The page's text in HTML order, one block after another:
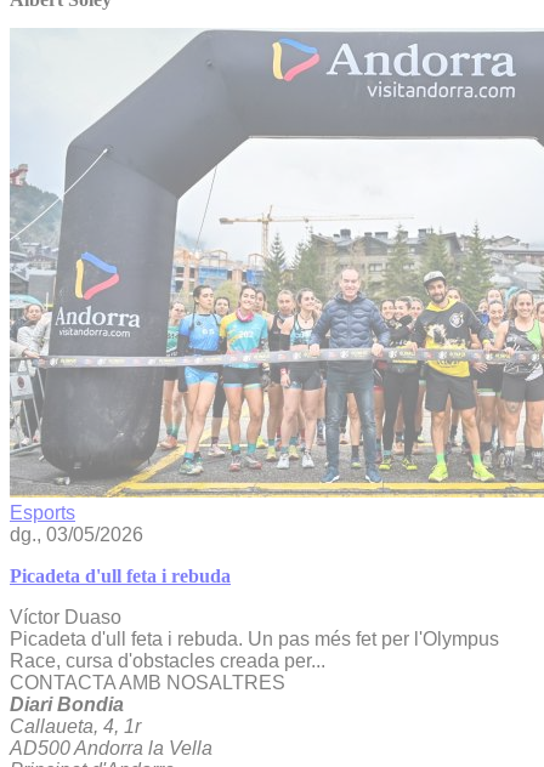
Esports
dg., 03/05/2026
Picadeta d'ull feta i rebuda
Víctor Duaso
Picadeta d'ull feta i rebuda. Un pas més fet per l'Olympus
Race, cursa d'obstacles creada per...
CONTACTA AMB NOSALTRES
Diari Bondia
Callaueta, 4, 1r
AD500 Andorra la Vella